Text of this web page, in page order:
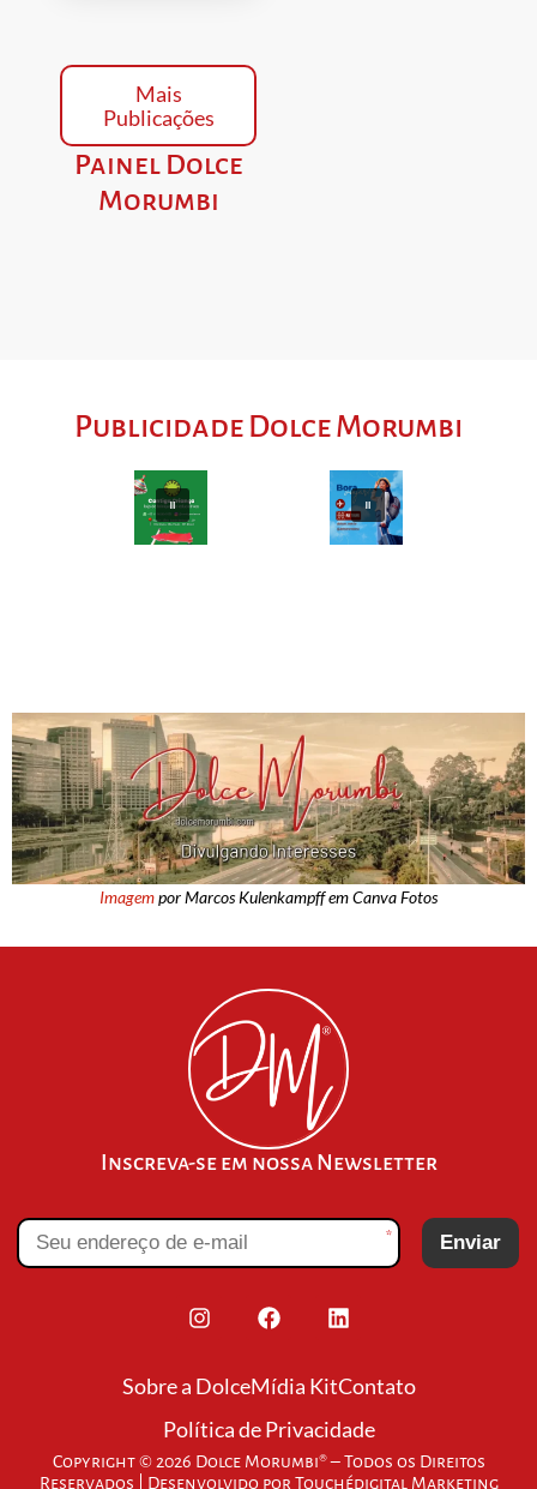
Mais
Publicações
Painel Dolce
Morumbi
Publicidade Dolce Morumbi
Imagempor Marcos Kulenkampff em Canva Fotos
Inscreva-se em nossa Newsletter
* Enviar
Sobre a DolceMídia KitContato
Política de Privacidade
Copyright © 2026 Dolce Morumbi® – Todos os Direitos
Reservados | Desenvolvido por Touchédigital Marketing